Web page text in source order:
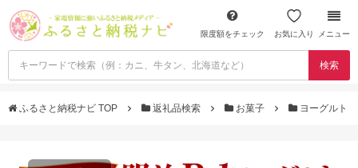
限度額をチェック お気に入り メニュー
検索
ふるさと納税ナビ TOP 返礼品検索 お菓子 ヨーグルト